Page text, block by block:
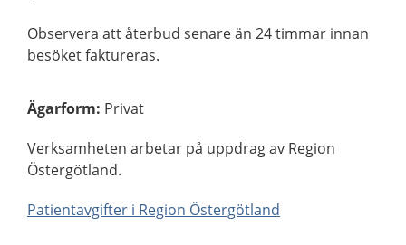
Observera att återbud senare än 24 timmar innan
besöket faktureras.
Ägarform: Privat
Verksamheten arbetar på uppdrag av Region
Östergötland.
Patientavgifter i Region Östergötland